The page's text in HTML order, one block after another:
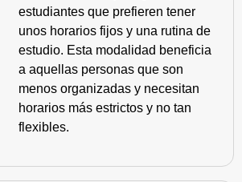
estudiantes que prefieren tener
unos horarios fijos y una rutina de
estudio. Esta modalidad beneficia
a aquellas personas que son
menos organizadas y necesitan
horarios más estrictos y no tan
flexibles.